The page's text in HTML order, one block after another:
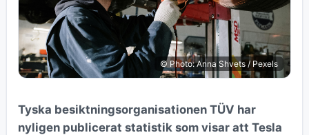
© Photo: Anna Shvets / Pexels
Tyska besiktningsorganisationen TÜV har
nyligen publicerat statistik som visar att Tesla